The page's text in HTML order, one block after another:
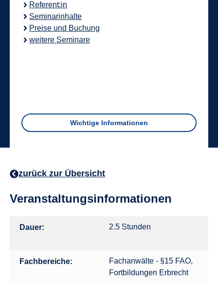
Referent:in
Seminarinhalte
Preise und Buchung
weitere Seminare
Wichtige Informationen
zurück zur Übersicht
Veranstaltungsinformationen
Dauer: 2.5 Stunden
Fachbereiche: Fachanwälte - §15 FAO,
Fortbildungen Erbrecht